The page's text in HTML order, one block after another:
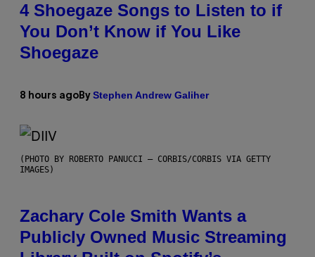
4 Shoegaze Songs to Listen to if
You Don’t Know if You Like
Shoegaze
8 hours ago By Stephen Andrew Galiher
(PHOTO BY ROBERTO PANUCCI – CORBIS/CORBIS VIA GETTY
IMAGES)
Zachary Cole Smith Wants a
Publicly Owned Music Streaming